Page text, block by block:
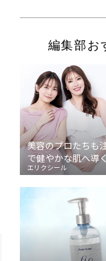
編集部お
美容のプロたちも
で健やかな肌へ導
エリクシール